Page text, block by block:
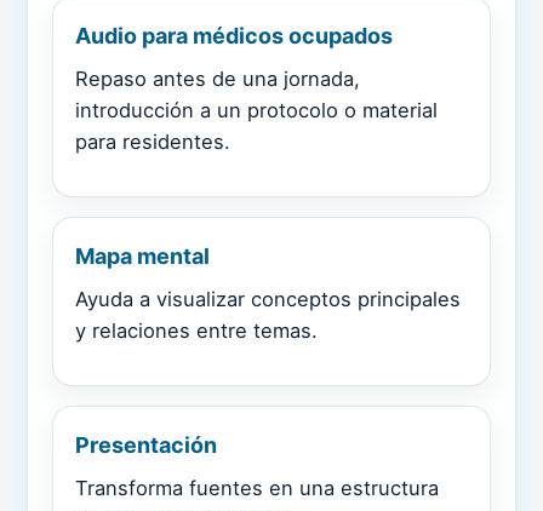
Audio para médicos ocupados
Repaso antes de una jornada,
introducción a un protocolo o material
para residentes.
Mapa mental
Ayuda a visualizar conceptos principales
y relaciones entre temas.
Presentación
Transforma fuentes en una estructura